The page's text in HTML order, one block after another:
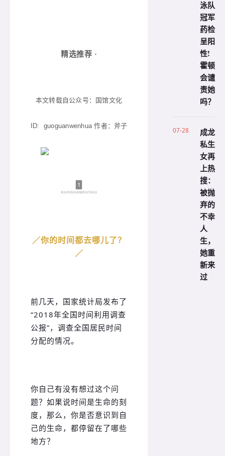
精选推荐 ·
本文转载自公众号：国馆文化
ID: guoguanwenhua 作者：斧子
／你的时间都去哪儿了？
／
前几天，国家统计局发布了
“2018年全国时间利用调查
公报”，调查全国居民时间
分配的情况。
你自己有没有想过这个问
题？如果说时间是生命的刻
度，那么，你是否意识到自
己的生命，都停留在了哪些
地方？
泳队
冠军
药检
呈阳
性!
霍顿
会谴
责她
吗？
07-28
成龙
私生
女再
上热
搜：
被抛
弃的
不幸
人
生，
她重
新来
过